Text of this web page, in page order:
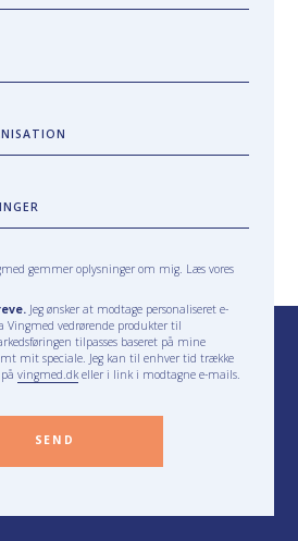
gemmer oplysninger om mig. Læs vores
Jeg ønsker at modtage personaliseret e-
Vingmed vedrørende produkter til
tilpasses baseret på mine
mit speciale. Jeg kan til enhver tid trække
påvingmed.dkeller i link i modtagne e-mails.
SEND